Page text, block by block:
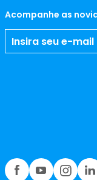
Acompanhe as